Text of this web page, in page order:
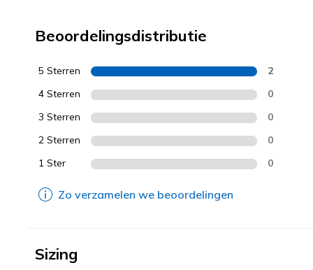
Beoordelingsdistributie
5 Sterren 2
4 Sterren 0
3 Sterren 0
2 Sterren 0
1 Ster 0
Zo verzamelen we beoordelingen
Sizing